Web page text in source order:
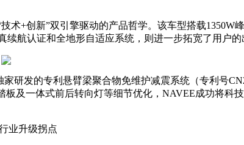
术+创新”双引擎驱动的产品哲学。该车型搭载
续航认证和全地形自适应系统，则进一步拓宽了用户
研发的专利悬臂梁聚合物免维护减震系统（专利号
板及一体式前后转向灯等细节优化，NAVEE成功将
业升级拐点